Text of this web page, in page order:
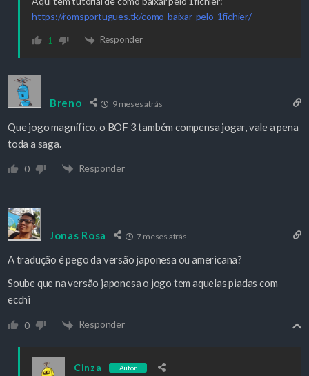
https://romsportugues.tk/como-baixar-pelo-1fichier/
1 Responder
Breno 9 meses atrás
Que jogo magnífico, o BOF 3 também compensa jogar, vale a pena
toda a saga.
0 Responder
Jonas Rosa 7 meses atrás
A tradução é pego da versão japonesa ou americana?
Soube que na versão japonesa o jogo tem aquelas piadas com
ecchi
0 Responder
Cinza Autor